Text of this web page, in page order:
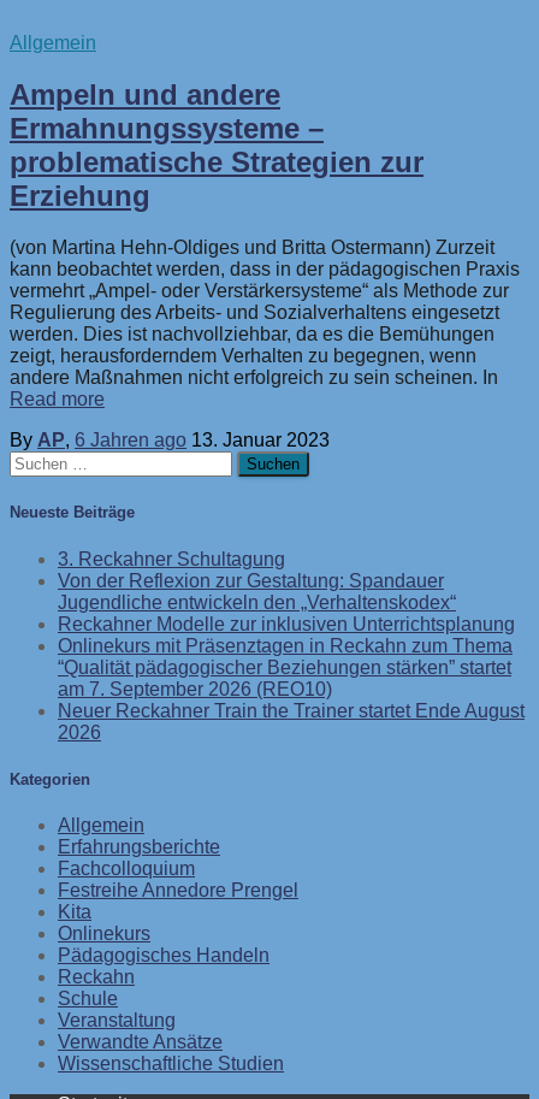
Allgemein
Ampeln und andere
Ermahnungssysteme –
problematische Strategien zur
Erziehung
(von Martina Hehn-Oldiges und Britta Ostermann) Zurzeit
kann beobachtet werden, dass in der pädagogischen Praxis
vermehrt „Ampel- oder Verstärkersysteme“ als Methode zur
Regulierung des Arbeits- und Sozialverhaltens eingesetzt
werden. Dies ist nachvollziehbar, da es die Bemühungen
zeigt, herausforderndem Verhalten zu begegnen, wenn
andere Maßnahmen nicht erfolgreich zu sein scheinen. In
Read more
By AP, 6 Jahren ago 13. Januar 2023
Suchen
nach:
Neueste Beiträge
3. Reckahner Schultagung
Von der Reflexion zur Gestaltung: Spandauer
Jugendliche entwickeln den „Verhaltenskodex“
Reckahner Modelle zur inklusiven Unterrichtsplanung
Onlinekurs mit Präsenztagen in Reckahn zum Thema
“Qualität pädagogischer Beziehungen stärken” startet
am 7. September 2026 (REO10)
Neuer Reckahner Train the Trainer startet Ende August
2026
Kategorien
Allgemein
Erfahrungsberichte
Fachcolloquium
Festreihe Annedore Prengel
Kita
Onlinekurs
Pädagogisches Handeln
Reckahn
Schule
Veranstaltung
Verwandte Ansätze
Wissenschaftliche Studien